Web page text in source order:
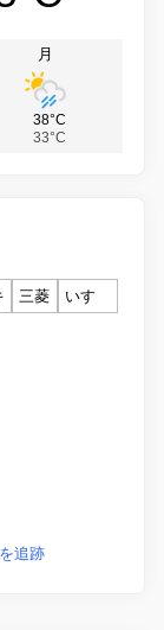
月
38°C
33°C
三菱
いすゞ
追跡